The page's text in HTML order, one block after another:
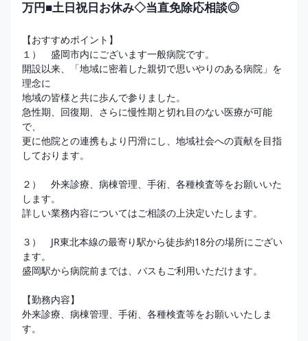
万円■土日祝日お休み◇当直免除応相談◎
【おすすめポイント】
１）　盛岡市内にございます一般病院です。
開設以来、「地域に密着した親切で思いやりのある病院」を
理念に
地域の皆様と共に歩んで参りました。
急性期、回復期、さらに慢性期と切れ目のない医療が可能
で、
更に他院との連携もより円滑にし、地域社会への貢献を目指
しております。
２）　外来診療、病棟管理、手術、各種検査等をお願いいた
します。
詳しい業務内容についてはご相談の上決定いたします。
３）　JR東北本線の最寄り駅から徒歩約18分の場所にござい
ます。
盛岡駅から病院前までは、バスもご利用いただけます。
【勤務内容】
外来診療、病棟管理、手術、各種検査等をお願いいたしま
す。